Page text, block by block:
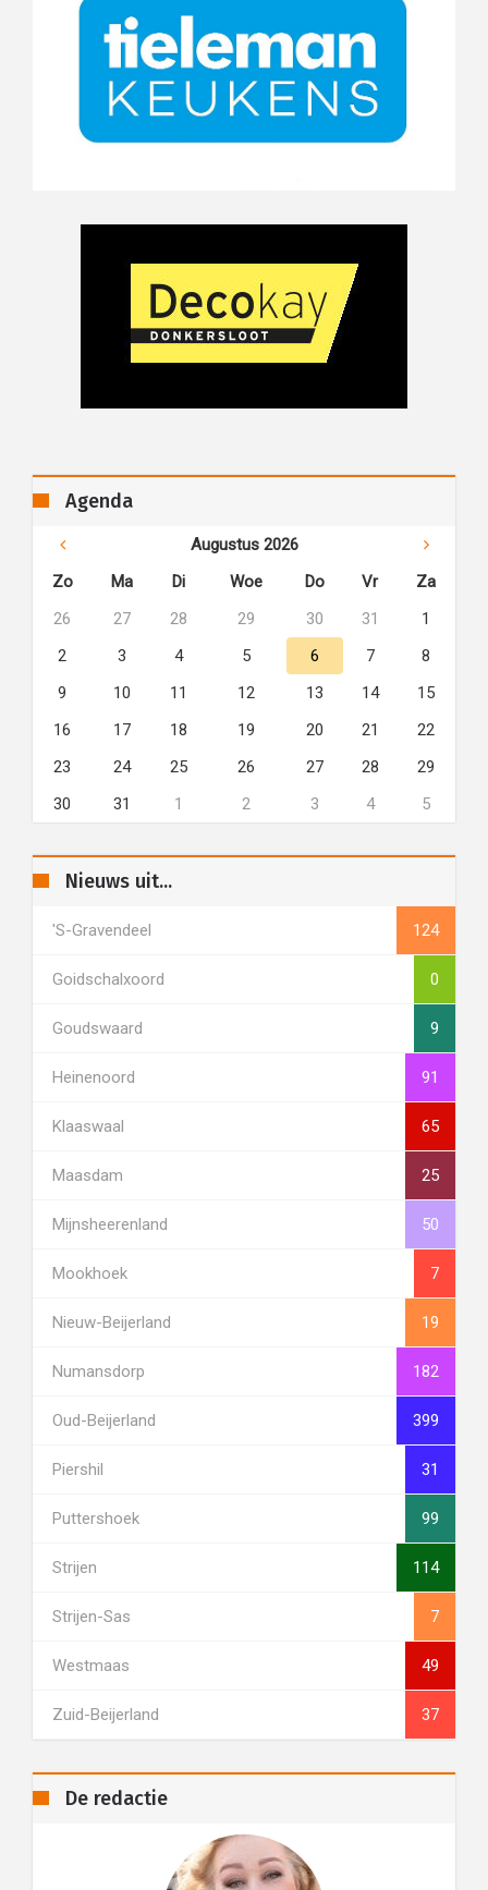
Agenda
Augustus 2026
Zo
Ma Di Woe Do Vr
Za
26
27 28 29 30 31
1
2
3 4 5 6 7
8
9
10 11 12 13 14
15
16
17 18 19 20 21
22
23
24 25 26 27 28
29
30
31 1 2 3 4 5
Nieuws uit...
's-Gravendeel 124
Goidschalxoord 0
Goudswaard 9
Heinenoord 91
Klaaswaal 65
Maasdam 25
Mijnsheerenland 50
Mookhoek 7
Nieuw-Beijerland 19
Numansdorp 182
Oud-Beijerland 399
Piershil 31
Puttershoek 99
Strijen 114
Strijen-Sas 7
Westmaas 49
Zuid-Beijerland 37
De redactie